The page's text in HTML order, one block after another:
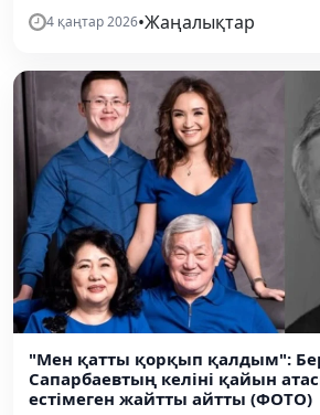
4 қаңтар 2026•Жаңалықтар
"Мен қатты қорқып қалдым":
Сапарбаевтың келіні қайын
естімеген жайтты айтты (ФОТО)